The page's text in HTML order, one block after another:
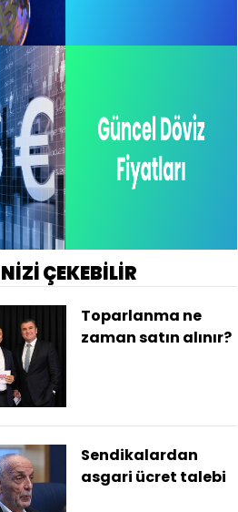
ÇEKEBİLİR
Toparlanma ne
zaman satın alınır?
Sendikalardan
asgari ücret talebi